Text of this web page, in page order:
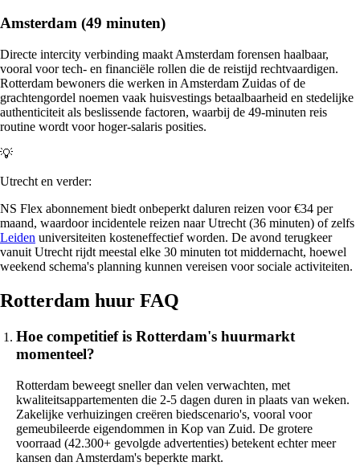
Amsterdam (49 minuten)
Directe intercity verbinding maakt Amsterdam forensen haalbaar,
vooral voor tech- en financiële rollen die de reistijd rechtvaardigen.
Rotterdam bewoners die werken in Amsterdam Zuidas of de
grachtengordel noemen vaak huisvestings betaalbaarheid en stedelijke
authenticiteit als beslissende factoren, waarbij de 49-minuten reis
routine wordt voor hoger-salaris posities.
💡
Utrecht en verder:
NS Flex abonnement biedt onbeperkt daluren reizen voor €34 per
maand, waardoor incidentele reizen naar Utrecht (36 minuten) of zelfs
Leiden universiteiten kosteneffectief worden. De avond terugkeer
vanuit Utrecht rijdt meestal elke 30 minuten tot middernacht, hoewel
weekend schema's planning kunnen vereisen voor sociale activiteiten.
Rotterdam huur FAQ
Hoe competitief is Rotterdam's huurmarkt
momenteel?
Rotterdam beweegt sneller dan velen verwachten, met
kwaliteitsappartementen die 2-5 dagen duren in plaats van weken.
Zakelijke verhuizingen creëren biedscenario's, vooral voor
gemeubileerde eigendommen in Kop van Zuid. De grotere
voorraad (42.300+ gevolgde advertenties) betekent echter meer
kansen dan Amsterdam's beperkte markt.